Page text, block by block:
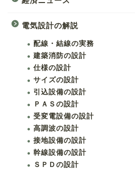
電気設計の解説
配線・結線の実務
建築消防の設計
仕様の設計
サイズの設計
引込設備の設計
ＰＡＳの設計
受変電設備の設計
高調波の設計
接地設備の設計
幹線設備の設計
ＳＰＤの設計